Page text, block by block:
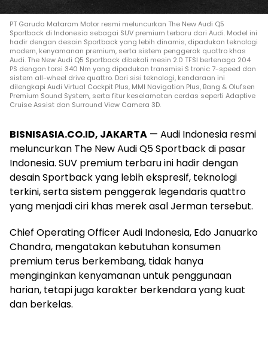
PT Garuda Mataram Motor resmi meluncurkan The New Audi Q5
Sportback di Indonesia sebagai SUV premium terbaru dari Audi. Model ini
hadir dengan desain Sportback yang lebih dinamis, dipadukan teknologi
modern, kenyamanan premium, serta sistem penggerak quattro khas
Audi. The New Audi Q5 Sportback dibekali mesin 2.0 TFSI bertenaga 204
PS dengan torsi 340 Nm yang dipadukan transmisi S tronic 7-speed dan
sistem all-wheel drive quattro. Dari sisi teknologi, kendaraan ini
dilengkapi Audi Virtual Cockpit Plus, MMI Navigation Plus, Bang & Olufsen
Premium Sound System, serta fitur keselamatan cerdas seperti Adaptive
Cruise Assist dan Surround View Camera 3D.
BISNISASIA.CO.ID, JAKARTA — Audi Indonesia resmi
meluncurkan The New Audi Q5 Sportback di pasar
Indonesia. SUV premium terbaru ini hadir dengan
desain Sportback yang lebih ekspresif, teknologi
terkini, serta sistem penggerak legendaris quattro
yang menjadi ciri khas merek asal Jerman tersebut.
Chief Operating Officer Audi Indonesia, Edo Januarko
Chandra, mengatakan kebutuhan konsumen
premium terus berkembang, tidak hanya
menginginkan kenyamanan untuk penggunaan
harian, tetapi juga karakter berkendara yang kuat
dan berkelas.